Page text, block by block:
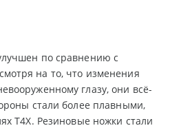
по сравнению с
на то, что изменения
глазу, они всё-
стали более плавными,
Т4Х. Резиновые ножки стали